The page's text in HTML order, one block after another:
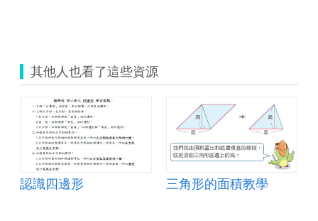
其他人也看了這些資源
認識四邊形 三角形的面積教學